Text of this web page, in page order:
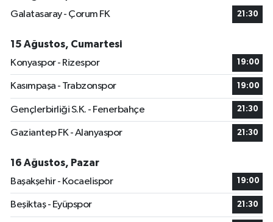
Galatasaray - Çorum FK
21:30
15 Ağustos, Cumartesi
Konyaspor - Rizespor
19:00
Kasımpaşa - Trabzonspor 19:00
Gençlerbirliği S.K. - Fenerbahçe 21:30
Gaziantep FK - Alanyaspor 21:30
16 Ağustos, Pazar
Başakşehir - Kocaelispor
19:00
Beşiktaş - Eyüpspor 21:30